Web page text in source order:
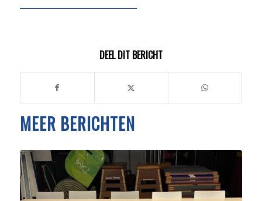
DEEL DIT BERICHT
MEER BERICHTEN